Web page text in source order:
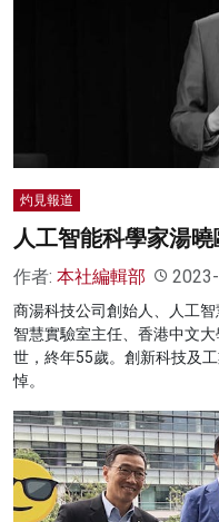
灼見報道
人工智能科學家湯
作者: 本社編輯部
商湯科技公司創始人、人工
智慧實驗室主任、香港中文
世，終年55歲。創新科技及
悼。